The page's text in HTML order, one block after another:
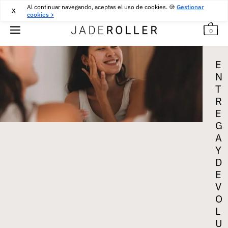
Al continuar navegando, aceptas el uso de cookies. 🍪 Gestionar
cookies >
X ENTREGA GRATUITA DESDE30€COMPRA
0
E
N
T
R
E
G
A
Y
D
E
V
O
L
U